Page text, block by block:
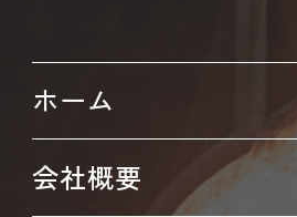
ホーム
会社概要